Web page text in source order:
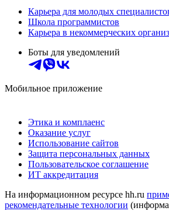
Карьера для молодых
Школа программистов
Карьера в некоммерческих
Боты для уведомлений
Мобильное приложение
Этика и комплаенс
Оказание услуг
Использование сайтов
Защита персональных данных
Пользовательское соглашение
ИТ аккредитация
На информационном ресурсе hh.ru
рекомендательные технологии